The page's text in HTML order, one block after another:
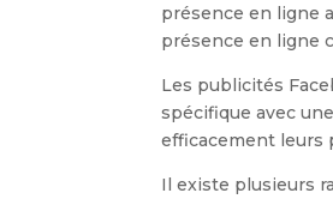
présence en ligne
présence en ligne
Les publicités
spécifique avec
efficacement leurs
Il existe plusieurs